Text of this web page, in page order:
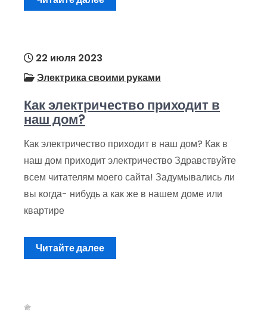
22 июля 2023
Электрика своими руками
Как электричество приходит в
наш дом?
Как электричество приходит в наш дом? Как в
наш дом приходит электричество Здравствуйте
всем читателям моего сайта! Задумывались ли
вы когда- нибудь а как же в нашем доме или
квартире
Читайте далее